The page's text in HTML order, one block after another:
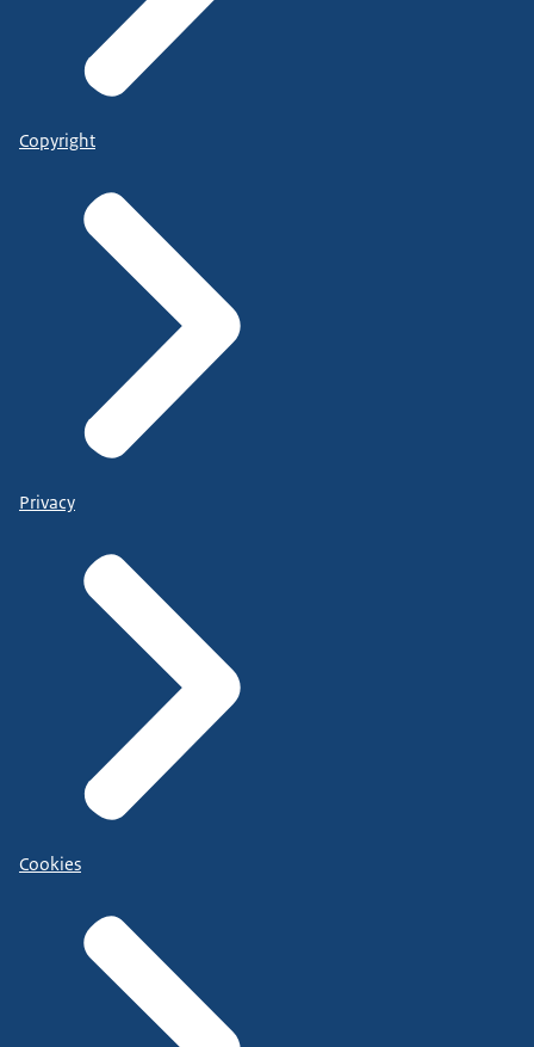
Copyright
Privacy
Cookies